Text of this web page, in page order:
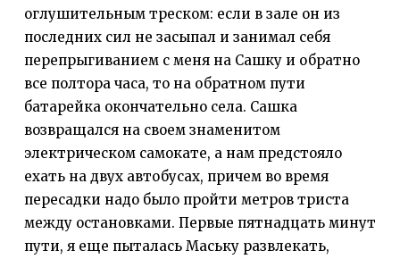
оглушительным треском: если в зале он из
последних сил не засыпал и занимал себя
перепрыгиванием с меня на Сашку и обратно
все полтора часа, то на обратном пути
батарейка окончательно села. Сашка
возвращался на своем знаменитом
электрическом самокате, а нам предстояло
ехать на двух автобусах, причем во время
пересадки надо было пройти метров триста
между остановками. Первые пятнадцать минут
пути, я еще пыталась Маську развлекать,